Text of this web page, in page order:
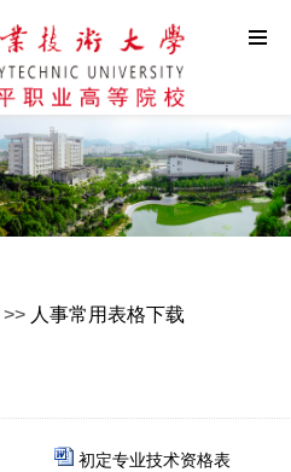
>> 人事常用表格下载
初定专业技术资格表